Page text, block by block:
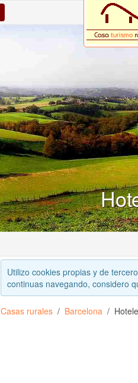
Utilizo cookies propias y de
continuas navegando, considero
Casas rurales Barcelona